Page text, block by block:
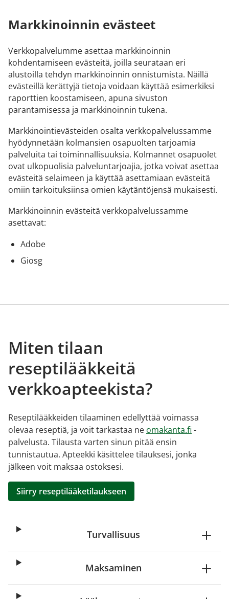
Markkinoinnin evästeet
Verkkopalvelumme asettaa markkinoinnin
kohdentamiseen evästeitä, joilla seurataan eri
alustoilla tehdyn markkinoinnin onnistumista. Näillä
evästeillä kerättyjä tietoja voidaan käyttää esimerkiksi
raporttien koostamiseen, apuna sivuston
parantamisessa ja markkinoinnin tukena.
Markkinointievästeiden osalta verkkopalvelussamme
hyödynnetään kolmansien osapuolten tarjoamia
palveluita tai toiminnallisuuksia. Kolmannet osapuolet
ovat ulkopuolisia palveluntarjoajia, jotka voivat asettaa
evästeitä selaimeen ja käyttää asettamiaan evästeitä
omiin tarkoituksiinsa omien käytäntöjensä mukaisesti.
Markkinoinnin evästeitä verkkopalvelussamme
asettavat:
Adobe
Giosg
Miten tilaan
reseptilääkkeitä
verkkoapteekista?
Reseptilääkkeiden tilaaminen edellyttää voimassa
olevaa reseptiä, ja voit tarkastaa ne omakanta.fi -
palvelusta. Tilausta varten sinun pitää ensin
tunnistautua. Apteekki käsittelee tilauksesi, jonka
jälkeen voit maksaa ostoksesi.
Siirry reseptilääketilaukseen
Turvallisuus
Maksaminen